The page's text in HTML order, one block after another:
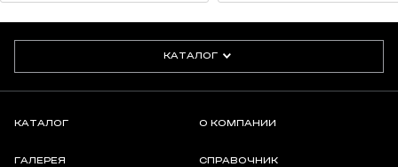
КАТАЛОГ
КАТАЛОГ О КОМПАНИИ
ГАЛЕРЕЯ СПРАВОЧНИК